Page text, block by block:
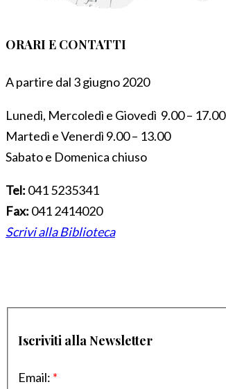
ORARI E CONTATTI
A partire dal 3 giugno 2020
Lunedì, Mercoledì e Giovedì 9.00 – 17.00
Martedì e Venerdì 9.00 – 13.00
Sabato e Domenica chiuso
Tel: 041 5235341
Fax: 041 2414020
Scrivi alla Biblioteca
Iscriviti alla Newsletter
Email: *